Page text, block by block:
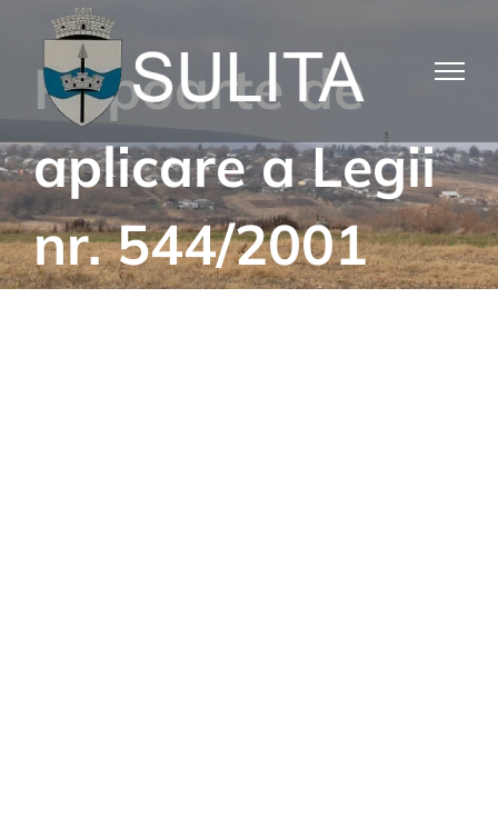
contentRapoarte de
aplicare a Legii
nr. 544/2001